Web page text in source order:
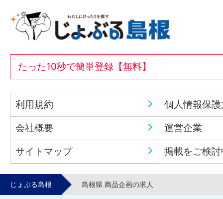
たった10秒で簡単登録【無料】
利用規約 個人情報保
会社概要 運営企業
サイトマップ 掲載をご検
じょぶる島根 島根県 商品企画の求人